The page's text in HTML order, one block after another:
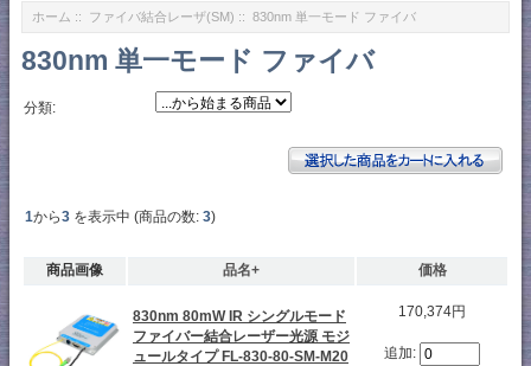
ホーム :: ファイバ結合レーザ(SM) :: 830nm 単一モード ファイバ
830nm 単一モード ファイバ
分類:
1から3 を表示中 (商品の数: 3)
商品画像 品名+ 価格
830nm 80mW IR シングルモード
ファイバー結合レーザー光源 モジ
ュールタイプ FL-830-80-SM-M20
170,374円
追加: